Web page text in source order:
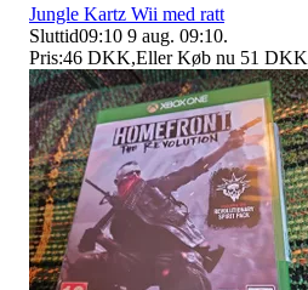
Jungle Kartz Wii med ratt
Sluttid09:10 9 aug. 09:10.
Pris:46 DKK,Eller Køb nu 51 DKK